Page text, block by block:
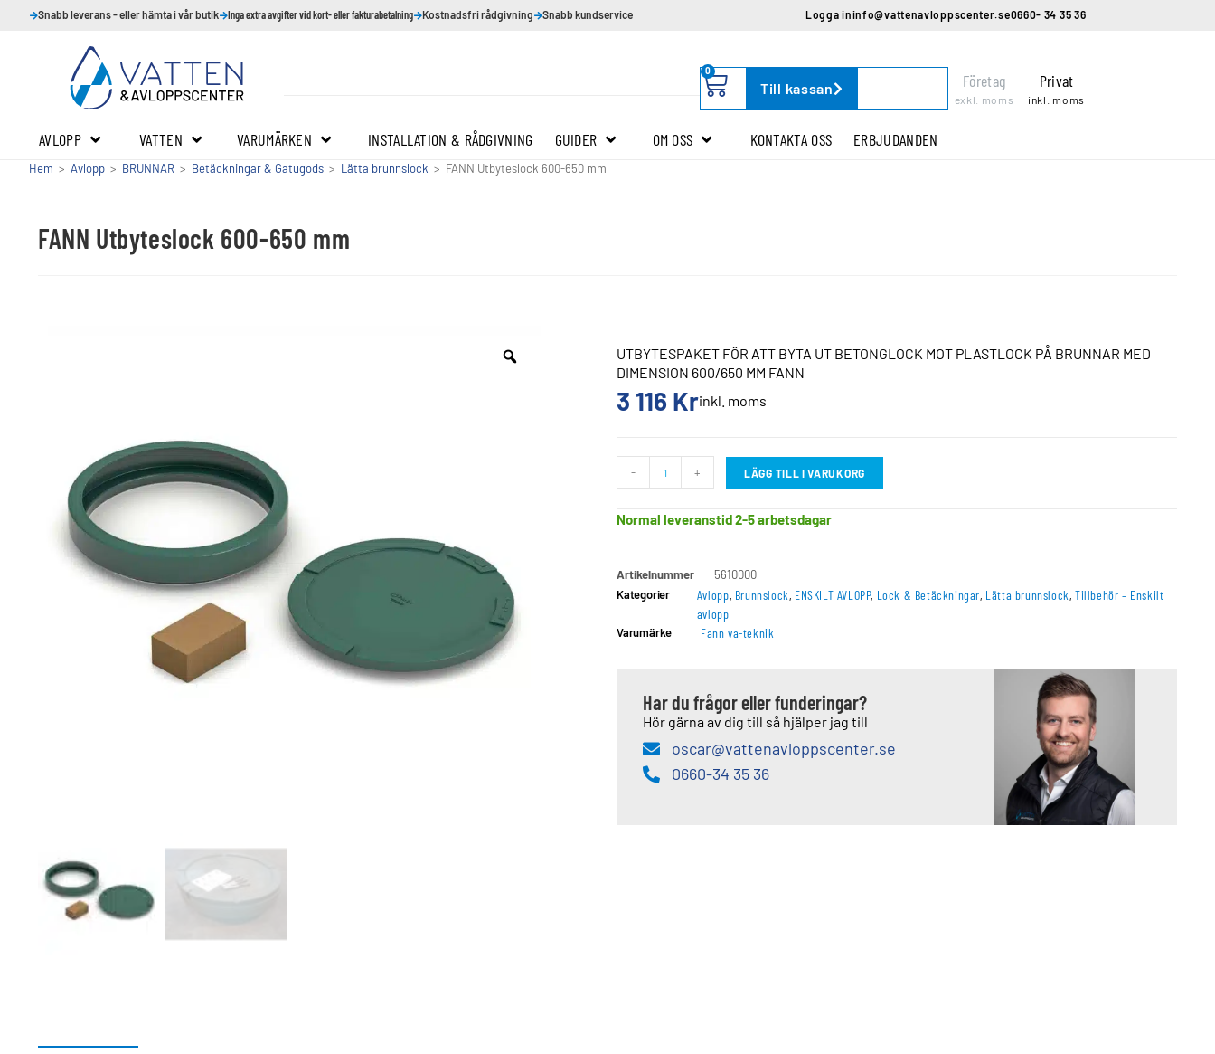
Snabb leverans - eller hämta i vår butik Inga extra avgifter vid kort- eller fakturabetalning Kostnadsfri rådgivning Snabb kundservice Logga ininfo@vattenavloppscenter.se0660- 34 35 36
0
Till kassan Företag
exkl. moms
Privat
inkl. moms
AVLOPP VATTEN VARUMÄRKEN INSTALLATION & RÅDGIVNING GUIDER OM OSS KONTAKTA OSS ERBJUDANDEN
Hem > Avlopp > BRUNNAR > Betäckningar & Gatugods > Lätta brunnslock > FANN Utbyteslock 600-650 mm
FANN Utbyteslock 600-650 mm
UTBYTESPAKET FÖR ATT BYTA UT BETONGLOCK MOT PLASTLOCK PÅ BRUNNAR MED
DIMENSION 600/650 MM FANN
3 116 Krinkl. moms
- + LÄGG TILL I VARUKORG
Normal leveranstid 2-5 arbetsdagar
Artikelnummer
5610000
Kategorier
Avlopp, Brunnslock, ENSKILT AVLOPP, Lock & Betäckningar, Lätta brunnslock, Tillbehör – Enskilt
avlopp
Varumärke Fann va-teknik
Har du frågor eller funderingar?
Hör gärna av dig till så hjälper jag till
oscar@vattenavloppscenter.se
0660-34 35 36